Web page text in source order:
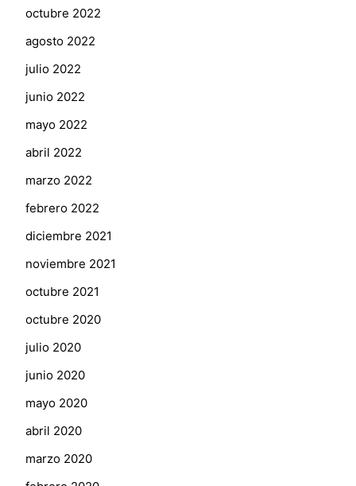
octubre 2022
agosto 2022
julio 2022
junio 2022
mayo 2022
abril 2022
marzo 2022
febrero 2022
diciembre 2021
noviembre 2021
octubre 2021
octubre 2020
julio 2020
junio 2020
mayo 2020
abril 2020
marzo 2020